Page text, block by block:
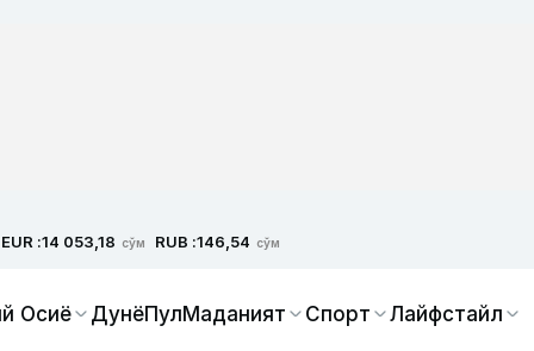
EUR :14 053,18 сўм RUB :146,54 сўм
Осиё ДунёПулМаданият Спорт Лайфстайл